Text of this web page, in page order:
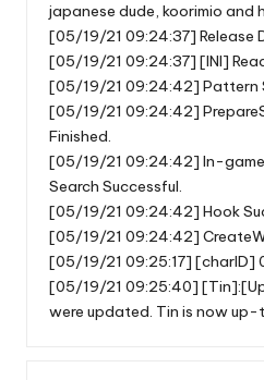
japanese dude, koorimio and
[05/19/21 09:24:37]
[05/19/21 09:24:37] [INI]
[05/19/21 09:24:42] Pattern
[05/19/21 09:24:42]
Finished.
[05/19/21 09:24:42] In-
Search Successful.
[05/19/21 09:24:42] Hook
[05/19/21 09:24:42]
[05/19/21 09:25:17] [charID]
[05/19/21 09:25:40]
were updated. Tin is now